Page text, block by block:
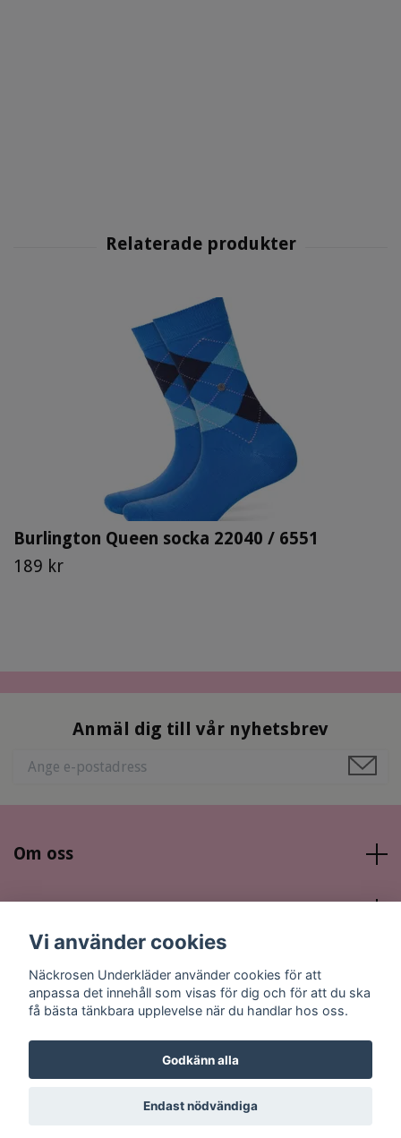
Burlington Queen socka 22040 / 6551
189 kr
Anmäl dig till vår nyhetsbrev
Om oss
Sociala medier
© 2026 Näckrosen Underkläder
Vi använder cookies
Näckrosen Underkläder använder cookies för att
anpassa det innehåll som visas för dig och för att du ska
få bästa tänkbara upplevelse när du handlar hos oss.
Godkänn alla
Endast nödvändiga